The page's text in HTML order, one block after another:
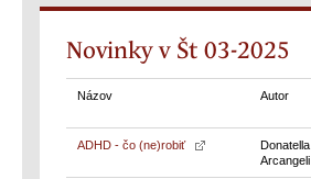
Novinky v Št 03-2025
Názov Autor
ADHD - čo (ne)robiť
Donatella
Arcangeli